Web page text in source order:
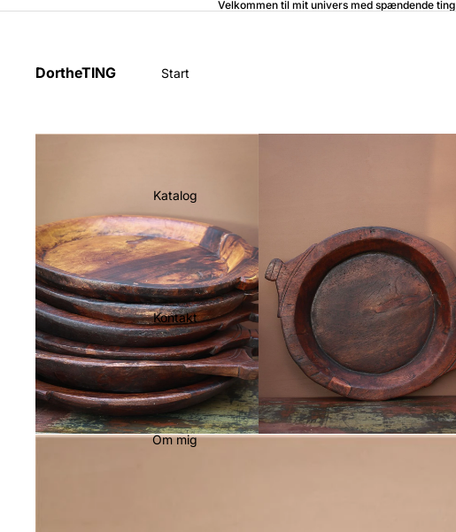
Velkommen til mit univers med spændende ting
DortheTING Start
Katalog
Kontakt
Om mig